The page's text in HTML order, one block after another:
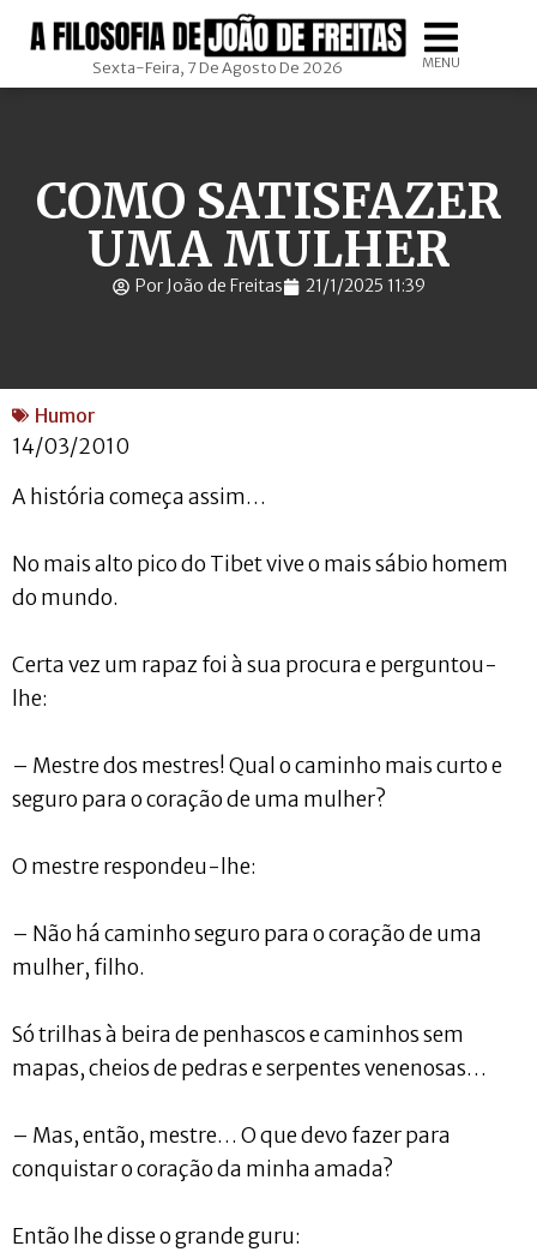
Sexta-Feira, 7 De Agosto De 2026 MENU
COMO SATISFAZER
UMA MULHER
Por João de Freitas 21/1/2025 11:39
Humor
14/03/2010
A história começa assim…
No mais alto pico do Tibet vive o mais sábio homem
do mundo.
Certa vez um rapaz foi à sua procura e perguntou-
lhe:
– Mestre dos mestres! Qual o caminho mais curto e
seguro para o coração de uma mulher?
O mestre respondeu-lhe:
– Não há caminho seguro para o coração de uma
mulher, filho.
Só trilhas à beira de penhascos e caminhos sem
mapas, cheios de pedras e serpentes venenosas…
– Mas, então, mestre… O que devo fazer para
conquistar o coração da minha amada?
Então lhe disse o grande guru: